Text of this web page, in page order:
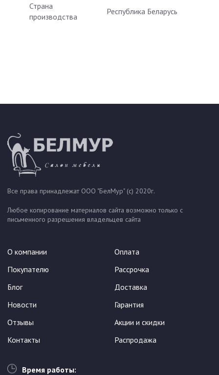
Страна
производства
Республика Беларусь
Все права принадлежат ООО "БелМур" (с) 2020г.
Любое копирование материалов сайта возможно только с
письменного разрешения владельцев сайта
О компании
Покупателю
Блог
Новости
Отзывы
Контакты
Оплата
Рассрочка
Доставка
Гарантия
Акции и скидки
Распродажа
Время работы: